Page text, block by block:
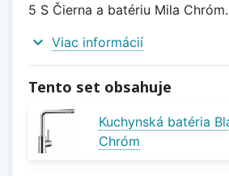
5 S Čierna a batériu Mila Chróm.
expand_more Viac informácií
Tento set obsahuje
Kuchynská batéria
Chróm